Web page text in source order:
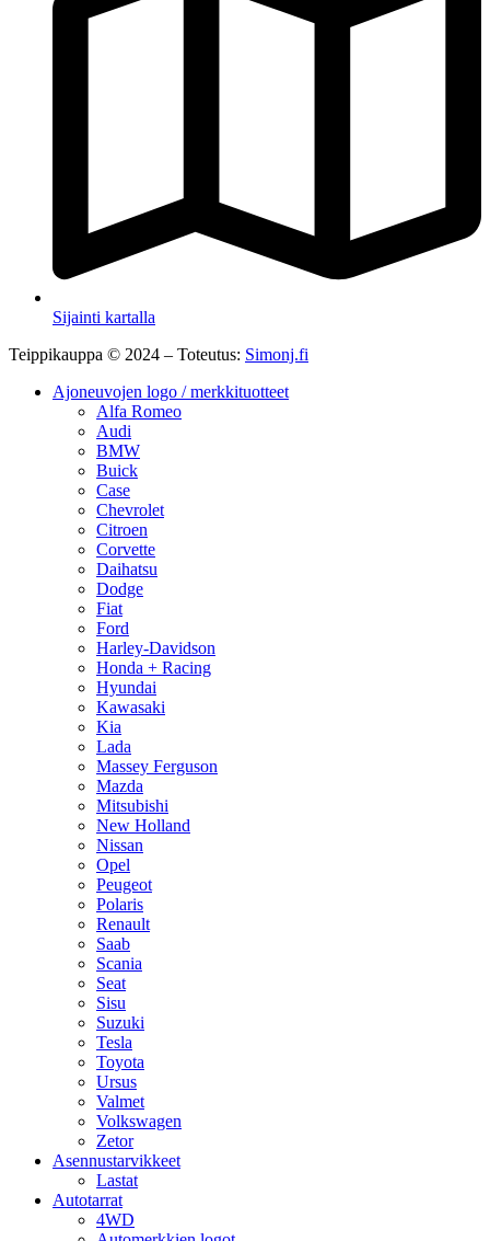
Sijainti kartalla
Teippikauppa © 2024 – Toteutus: Simonj.fi
Ajoneuvojen logo / merkkituotteet
Alfa Romeo
Audi
BMW
Buick
Case
Chevrolet
Citroen
Corvette
Daihatsu
Dodge
Fiat
Ford
Harley-Davidson
Honda + Racing
Hyundai
Kawasaki
Kia
Lada
Massey Ferguson
Mazda
Mitsubishi
New Holland
Nissan
Opel
Peugeot
Polaris
Renault
Saab
Scania
Seat
Sisu
Suzuki
Tesla
Toyota
Ursus
Valmet
Volkswagen
Zetor
Asennustarvikkeet
Lastat
Autotarrat
4WD